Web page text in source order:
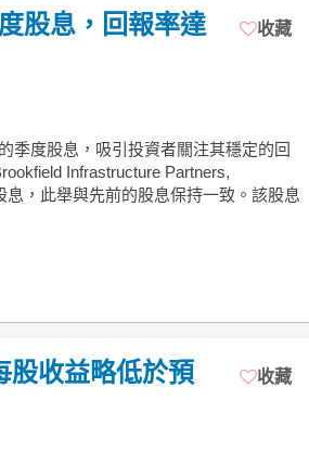
股息，回報率達
收藏
季度股息，吸引投資者關注其穩定的回
Infrastructure Partners,
，此舉與先前的股息保持一致。該股息
股收益略低於預
收藏